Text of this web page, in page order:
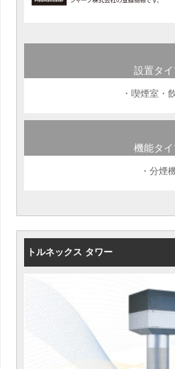
設置タ
・喫煙室・
機能タ
・分煙
トルネックス タワー